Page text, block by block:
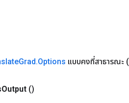
Grad.Options แบบคงที่สาธารณะ
Output ()